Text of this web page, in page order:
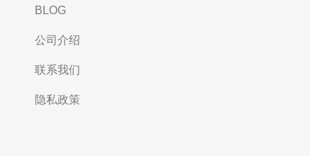
BLOG
公司介绍
联系我们
隐私政策